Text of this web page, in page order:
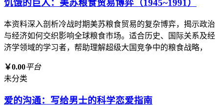
饥饿的巨人：美苏粮食贸易博弈（1945~1991）
本资料深入剖析冷战时期美苏粮食贸易的复杂博弈，揭示政治
与经济如何交织影响全球粮食市场。适合历史、国际关系及经
济学领域的学习者，帮助理解超级大国竞争中的粮食战略，
￥0.00平台
未分类
爱的沟通：写给男士的科学恋爱指南